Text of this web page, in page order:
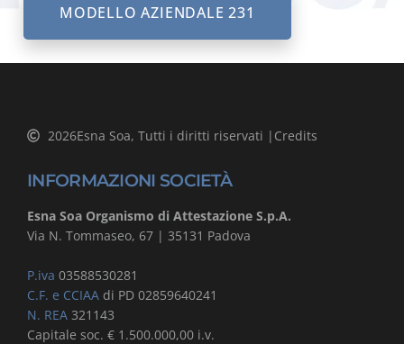
MODELLO AZIENDALE 231
2026Esna Soa, Tutti i diritti riservati | Credits
INFORMAZIONI SOCIETÀ
Esna Soa Organismo di Attestazione S.p.A.
Via N. Tommaseo, 67 | 35131 Padova
P.iva 03588530281
C.F. e CCIAA di PD 02859640241
N. REA 321143
Capitale soc. € 1.500.000,00 i.v.